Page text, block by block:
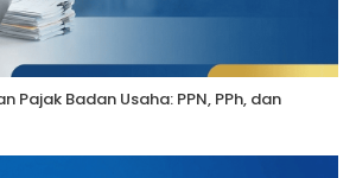
Pajak Badan Usaha: PPN, PPh, dan